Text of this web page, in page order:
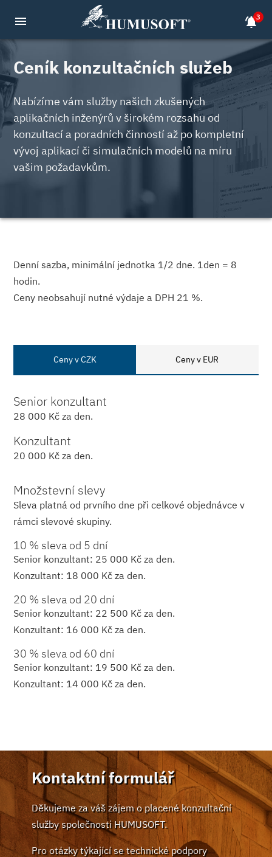
menu notifications_active3
Ceník konzultačních služeb
Nabízíme vám služby našich zkušených
aplikačních inženýrů v širokém rozsahu od
konzultací a poradních činností až po kompletní
vývoj aplikací či simulačních modelů na míru
vašim požadavkům.
Denní sazba, minimální jednotka 1/2 dne. 1den = 8
hodin.
Ceny neobsahují nutné výdaje a DPH 21 %.
Ceny v CZK Ceny v EUR
Senior konzultant
28 000 Kč za den.
Konzultant
20 000 Kč za den.
Množstevní slevy
Sleva platná od prvního dne při celkové objednávce v
rámci slevové skupiny.
10 % sleva od 5 dní
Senior konzultant: 25 000 Kč za den.
Konzultant: 18 000 Kč za den.
20 % sleva od 20 dní
Senior konzultant: 22 500 Kč za den.
Konzultant: 16 000 Kč za den.
30 % sleva od 60 dní
Senior konzultant: 19 500 Kč za den.
Konzultant: 14 000 Kč za den.
Kontaktní formulář
Děkujeme za váš zájem o placené konzultační
služby společnosti HUMUSOFT.
Pro otázky týkající se technické podpory